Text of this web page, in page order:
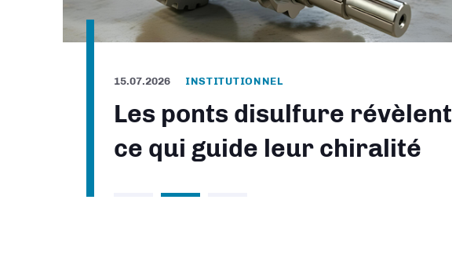
15.07.2026 INSTITUTIONNEL
Les ponts disulfure révèlent
ce qui guide leur chiralité